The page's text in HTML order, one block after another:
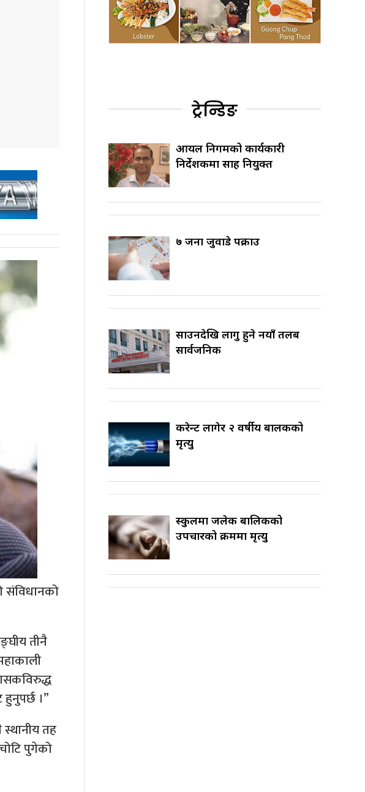
संविधानको
तीनै
।”
तह
पुगेको
ट्रेन्डिङ
आयल निगमको कार्यकारी
निर्देशकमा साह नियुक्त
७ जना जुवाडे पक्राउ
साउनदेखि लागु हुने नयाँ तलब
सार्वजनिक
करेन्ट लागेर २ वर्षीय बालकको
मृत्यु
स्कुलमा जलेकी बालिकको
उपचारको क्रममा मृत्यु